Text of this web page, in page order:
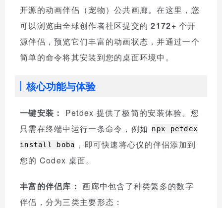
开源的动画伴侣（宠物）公共画廊。在这里，您
可以浏览由全球创作者社区提交的2172+ 个开
源伴侣，预览它们丰富的动画状态，并通过一个
简单的命令将其安装到您的桌面环境中。
核心功能与体验
一键安装：
Petdex 提供了极简的安装体验。您
只需在终端中运行一条命令，例如
npx petdex
install boba
，即可快速将心仪的伴侣添加到
您的 Codex 桌面。
丰富的伴侣库： 画廊中包含了种类繁多的数字
伴侣，分为三类主要形态：